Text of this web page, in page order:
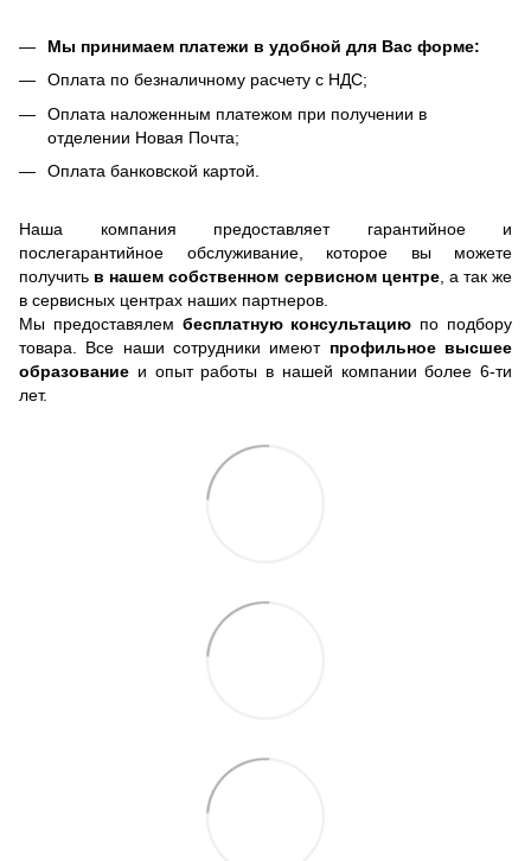
Мы принимаем платежи в удобной для Вас форме:
Оплата по безналичному расчету с НДС;
Оплата наложенным платежом при получении в
отделении Новая Почта;
Оплата банковской картой.
Наша компания предоставляет гарантийное и
послегарантийное обслуживание, которое вы можете
получить в нашем собственном сервисном центре, а так же
в сервисных центрах наших партнеров.
Мы предоставялем бесплатную консультацию по подбору
товара. Все наши сотрудники имеют профильное высшее
образование и опыт работы в нашей компании более 6-ти
лет.